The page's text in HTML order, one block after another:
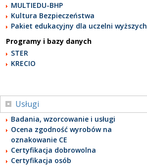
MULTIEDU-BHP
Kultura Bezpieczeństwa
Pakiet edukacyjny dla uczelni wyższych
Programy i bazy danych
STER
KRECIO
Usługi
Badania, wzorcowanie i usługi
Ocena zgodność wyrobów na
oznakowanie CE
Certyfikacja dobrowolna
Certyfikacja osób